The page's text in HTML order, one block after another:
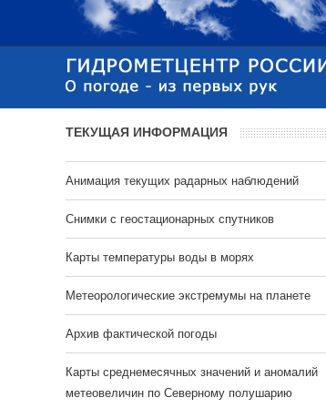
ТЕКУЩАЯ ИНФОРМАЦИЯ
Анимация текущих радарных наблюдений
Cнимки с геостационарных спутников
Карты температуры воды в морях
Метеорологические экстремумы на планете
Архив фактической погоды
Карты среднемесячных значений и аномалий
метеовеличин по Северному полушарию